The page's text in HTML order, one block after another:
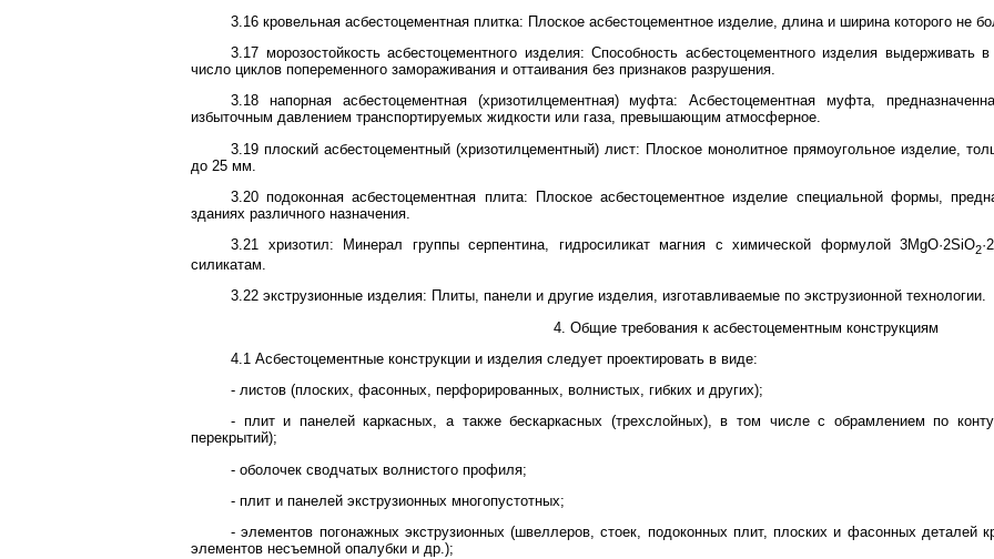
3.16 кровельная асбестоцементная плитка: Плоское асбестоцементное изделие, длина и ширина которого
3.17 морозостойкость асбестоцементного изделия: Способность асбестоцементного изделия
число циклов попеременного замораживания и оттаивания без признаков разрушения.
3.18 напорная асбестоцементная (хризотилцементная) муфта: Асбестоцементная муфта,
избыточным давлением транспортируемых жидкости или газа, превышающим атмосферное.
3.19 плоский асбестоцементный (хризотилцементный) лист: Плоское монолитное прямоугольное изделие,
до 25 мм.
3.20 подоконная асбестоцементная плита: Плоское асбестоцементное изделие специальной формы,
зданиях различного назначения.
3.21 хризотил: Минерал группы серпентина, гидросиликат магния с химической формулой 3MgO·2SiO2
силикатам.
3.22 экструзионные изделия: Плиты, панели и другие изделия, изготавливаемые по экструзионной технологии.
4. Общие требования к асбестоцементным конструкциям
4.1 Асбестоцементные конструкции и изделия следует проектировать в виде:
- листов (плоских, фасонных, перфорированных, волнистых, гибких и других);
- плит и панелей каркасных, а также бескаркасных (трехслойных), в том числе с обрамлением по
перекрытий);
- оболочек сводчатых волнистого профиля;
- плит и панелей экструзионных многопустотных;
- элементов погонажных экструзионных (швеллеров, стоек, подоконных плит, плоских и фасонных деталей
элементов несъемной опалубки и др.);